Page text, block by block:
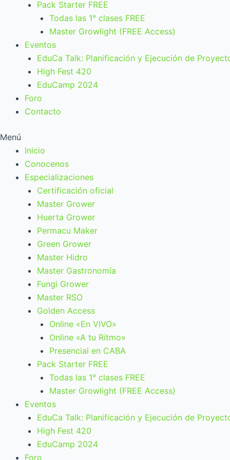
Pack Starter FREE
Todas las 1° clases FREE
Master Growlight (FREE Access)
Eventos
EduCa Talk: Planificación y Ejecución de
High Fest 420
EduCamp 2024
Foro
Contacto
Menú
Inicio
Conocenos
Especializaciones
Certificación oficial
Master Grower
Huerta Grower
Permacu Maker
Green Grower
Master Hidro
Master Gastronomía
Fungi Grower
Master RSO
Golden Access
Online «En VIVO»
Online «A tu Ritmo»
Presencial en CABA
Pack Starter FREE
Todas las 1° clases FREE
Master Growlight (FREE Access)
Eventos
EduCa Talk: Planificación y Ejecución de
High Fest 420
EduCamp 2024
Foro